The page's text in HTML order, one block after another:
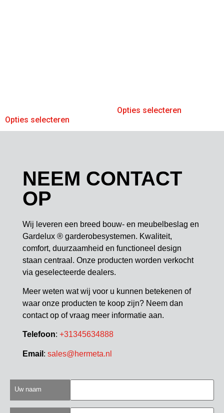
Opties selecteren
Opties selecteren
NEEM CONTACT
OP
Wij leveren een breed bouw- en meubelbeslag en
Gardelux ® garderobesystemen. Kwaliteit,
comfort, duurzaamheid en functioneel design
staan centraal. Onze producten worden verkocht
via geselecteerde dealers.
Meer weten wat wij voor u kunnen betekenen of
waar onze producten te koop zijn? Neem dan
contact op of vraag meer informatie aan.
Telefoon: +31345634888
Email : sales@hermeta.nl
Uw naam